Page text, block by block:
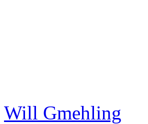
Will Gmehling